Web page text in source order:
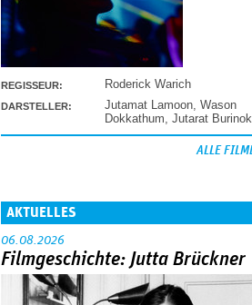
REGISSEUR: Roderick Warich
DARSTELLER: Jutamat Lamoon, Wason
Dokkathum, Jutarat Burinok
ALLE
AKTUELLES
06.08.2026
Filmgeschichte: Jutta Brückner